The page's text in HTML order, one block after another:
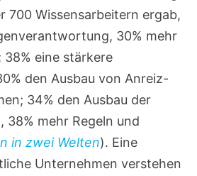
700 Wissensarbeitern ergab,
30% mehr
38% eine stärkere
den Ausbau von Anreiz-
34% den Ausbau der
38% mehr Regeln und
in zwei Welten). Eine
Unternehmen verstehen